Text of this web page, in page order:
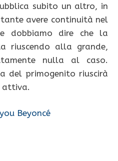
subito un altro, in
avere continuità nel
dobbiamo dire che la
riuscendo alla grande,
nulla al caso.
del primogenito riuscirà
attiva.
Beyoncé